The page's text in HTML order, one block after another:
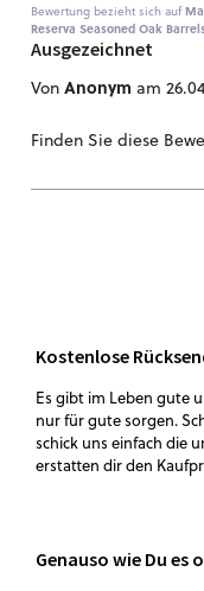
Bewertung bezieht sich auf
Reserva Seasoned Oak
Ausgezeichnet
Von Anonym am
Finden Sie diese
Kostenlose
Es gibt im Leben gute
nur für gute sorgen.
schick uns einfach die
erstatten dir den
Genauso wie Du es